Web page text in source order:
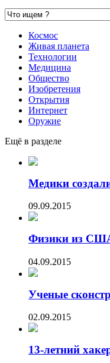
Космос
Живая планета
Технологии
Медицина
Общество
Изобретения
Открытия
Интернет
Оружие
Ещё в разделе
Медики
09.09.2015
Физики из США
04.09.2015
Ученые
02.09.2015
13-летний